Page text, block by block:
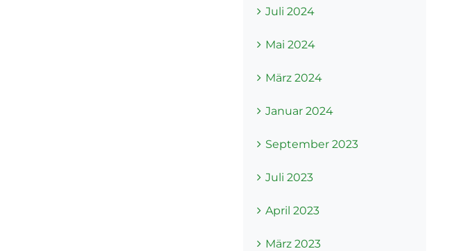
Juli 2024
Mai 2024
März 2024
Januar 2024
September 2023
Juli 2023
April 2023
März 2023